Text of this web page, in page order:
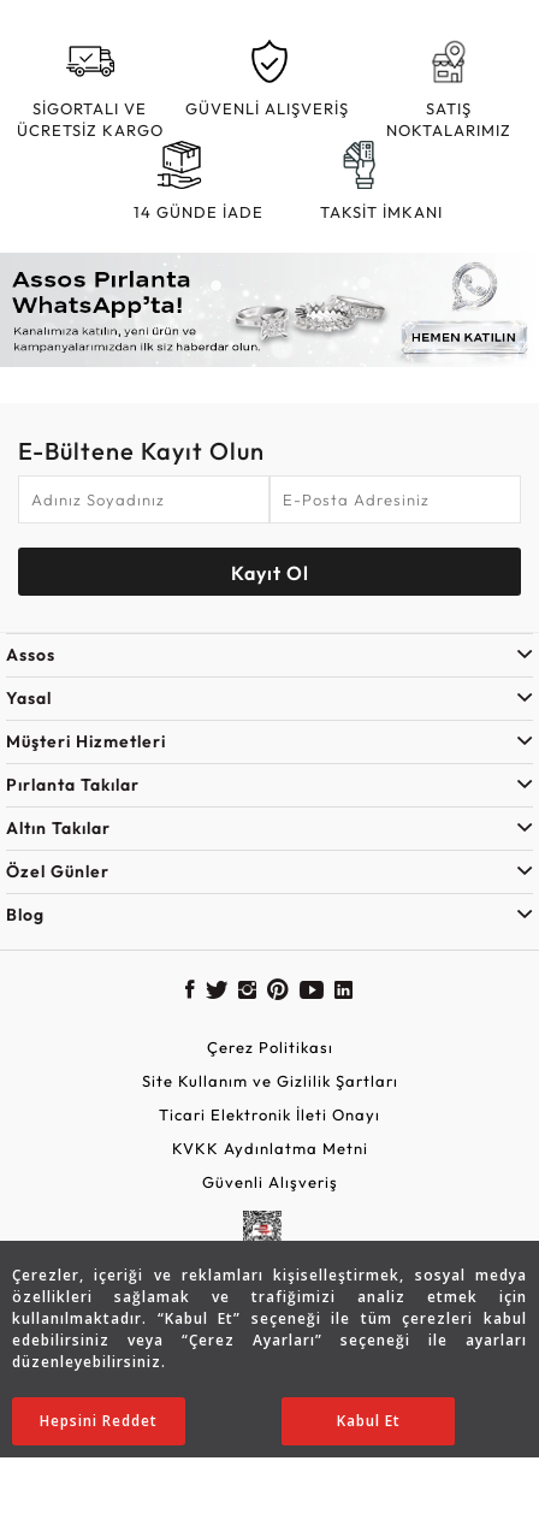
Çerezler, içeriği ve reklamları kişiselleştirmek, sosyal medya
özellikleri sağlamak ve trafiğimizi analiz etmek için
kullanılmaktadır. “Kabul Et” seçeneği ile tüm çerezleri kabul
edebilirsiniz veya “Çerez Ayarları” seçeneği ile ayarları
düzenleyebilirsiniz.
Ayarları Düzenle
Hepsini Reddet Kabul Et
41.175 TL
32.914TL SATIN ALIN
SİGORTALI VE
ÜCRETSİZ KARGO
GÜVENLİ ALIŞVERİŞ
SATIŞ
NOKTALARIMIZ
14 GÜNDE İADE TAKSİT İMKANI
E-Bültene Kayıt Olun
Kayıt Ol
Assos
Yasal
Müşteri Hizmetleri
Pırlanta Takılar
Altın Takılar
Özel Günler
Blog
Çerez Politikası
Site Kullanım ve Gizlilik Şartları
Ticari Elektronik İleti Onayı
KVKK Aydınlatma Metni
Güvenli Alışveriş
Copyright © 2026 Assos Pırlanta - Bu sitenin tüm hakları